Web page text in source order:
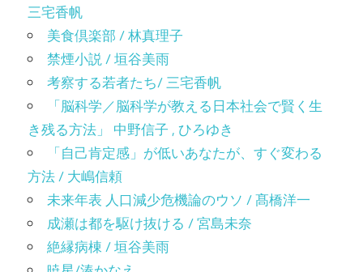
三宅香帆
美食倶楽部 / 林真理子
禁煙小説 / 垣谷美雨
考察する若者たち/ 三宅香帆
「脳科学／脳科学が教える日本社会で賢く生
き残る方法」 中野信子 , ひろゆき
「自己肯定感」が低いあなたが、すぐ変わる
方法 / 大嶋信頼
未来年表 人口減少危機論のウソ / 髙橋洋一
成瀬は都を駆け抜ける / 宮島未奈
絶縁病棟 / 垣谷美雨